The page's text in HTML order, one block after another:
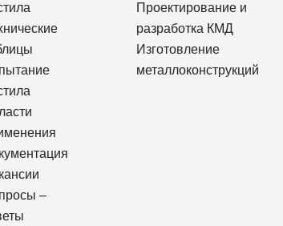
–
Проектирование и
разработка КМД
Изготовление
металлоконструкций